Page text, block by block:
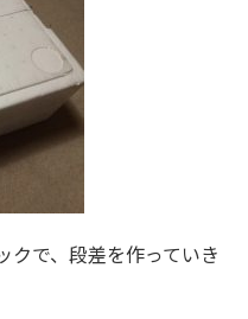
クで、段差を作っていき